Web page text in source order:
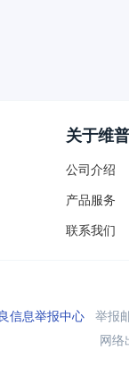
关于维普
公司介绍
产品服务
联系我们
信息举报中心举报
网